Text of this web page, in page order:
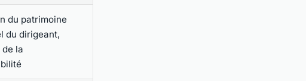
du patrimoine
du dirigeant,
la